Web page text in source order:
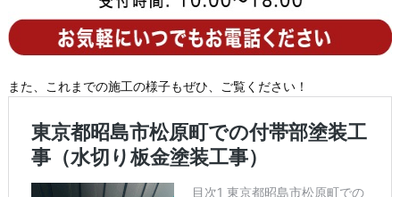
また、これまでの施工の様子もぜひ、ご覧ください！